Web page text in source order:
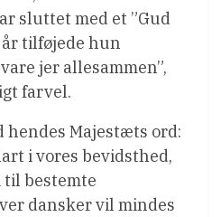
sluttet med et ”Gud
år tilføjede hun
jer allesammen”,
farvel.
hendes Majestæts ord:
i vores bevidsthed,
bestemte
dansker vil mindes